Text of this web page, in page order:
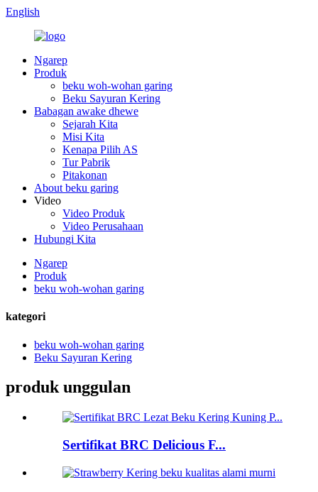
English
Ngarep
Produk
beku woh-wohan garing
Beku Sayuran Kering
Babagan awake dhewe
Sejarah Kita
Misi Kita
Kenapa Pilih AS
Tur Pabrik
Pitakonan
About beku garing
Video
Video Produk
Video Perusahaan
Hubungi Kita
Ngarep
Produk
beku woh-wohan garing
kategori
beku woh-wohan garing
Beku Sayuran Kering
produk unggulan
Sertifikat BRC Delicious F...